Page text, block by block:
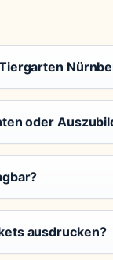
oder
ausdrucken?